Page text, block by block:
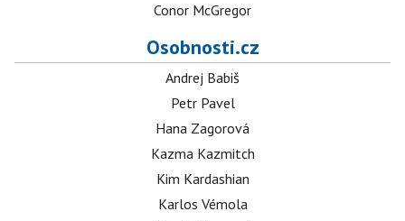
Conor McGregor
Osobnosti.cz
Andrej Babiš
Petr Pavel
Hana Zagorová
Kazma Kazmitch
Kim Kardashian
Karlos Vémola